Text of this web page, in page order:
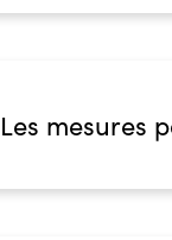
Les mesures